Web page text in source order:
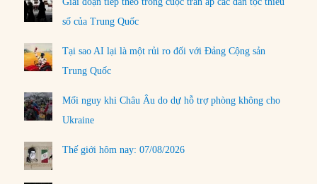
số của Trung Quốc
Tại sao AI lại là một rủi ro đối với Đảng Cộng sản
Trung Quốc
Mối nguy khi Châu Âu do dự hỗ trợ phòng không cho
Ukraine
Thế giới hôm nay: 07/08/2026